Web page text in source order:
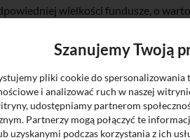
wielkości fundusze, o
sytuacja Banku jest na
zgodnie z ustawą z dnia 10
Funduszu Gwarancyjnego w
Szanujemy Twoją
pliki cookie do
i analizować ruch w naszej
udostępniamy partnerom
Partnerzy mogą połączyć te
uzyskanymi podczas korzystania z ich